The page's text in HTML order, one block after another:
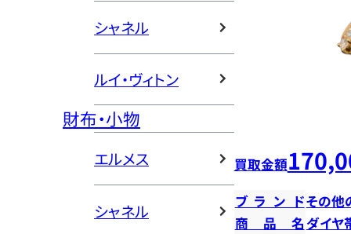
シャネル
ルイ・ヴィトン
財布・小物
エルメス
シャネル
買取金額
ブランドその他
商品名ダイヤ